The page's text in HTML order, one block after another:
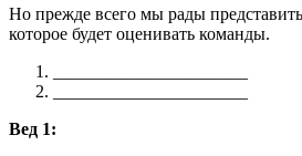
Но прежде всего мы рады
которое будет оценивать команды.
Вед 1: